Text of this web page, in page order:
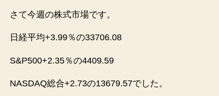
さて今週の株式市場です。
日経平均+3.99％の33706.08
S&P500+2.35％の4409.59
NASDAQ総合+2.73の13679.57でした。